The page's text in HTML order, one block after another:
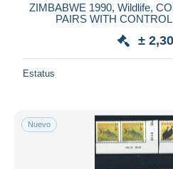
ZIMBABWE 1990, Wildlife,
PAIRS WITH
±
Estatus
Nuevo